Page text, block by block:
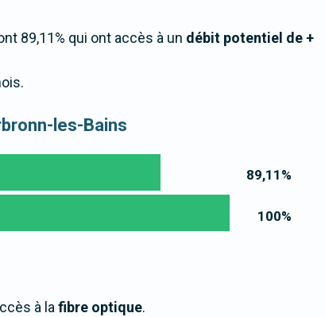
89,11% qui ont accès à un débit potentiel de +
les-Bains
89,11 %
100%
à lafibre optique.